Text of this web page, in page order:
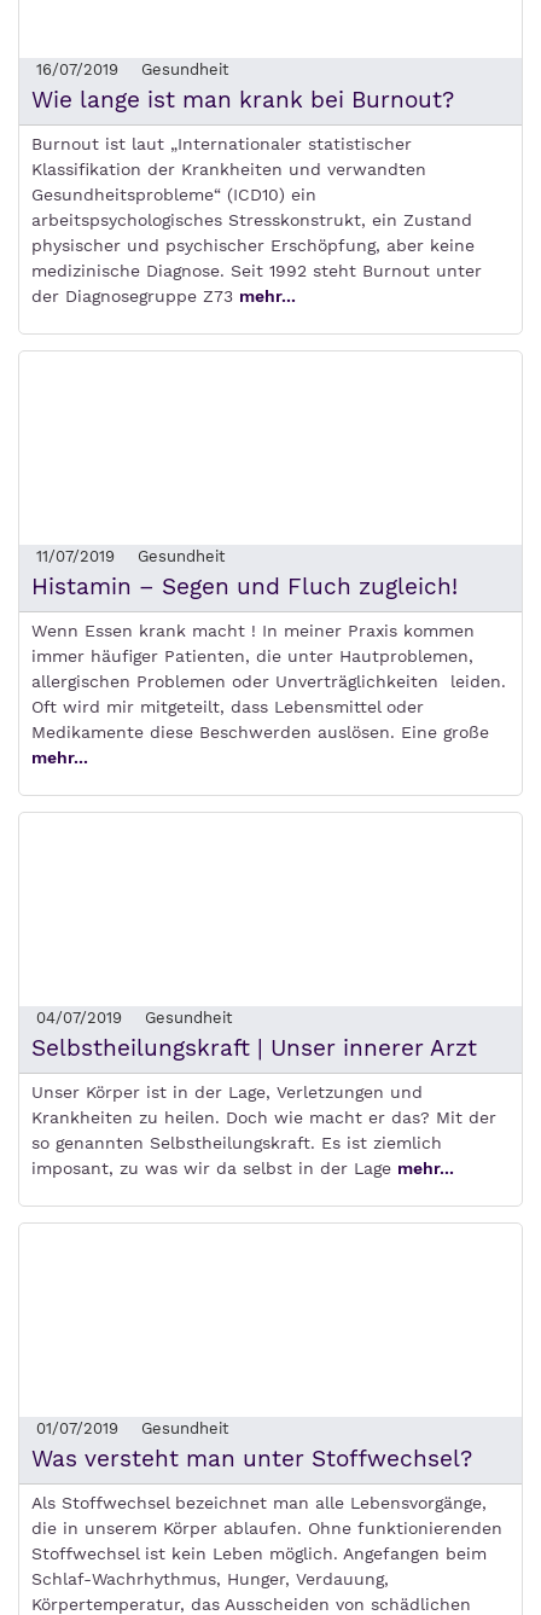
16/07/2019 Gesundheit
Wie lange ist man krank bei Burnout?
Burnout ist laut „Internationaler statistischer
Klassifikation der Krankheiten und verwandten
Gesundheitsprobleme“ (ICD­10) ein
arbeitspsychologisches Stresskonstrukt, ein Zustand
physischer und psychischer Erschöpfung, aber keine
medizinische Diagnose. Seit 1992 steht Burnout unter
der Diagnosegruppe Z73 mehr...
11/07/2019 Gesundheit
Histamin – Segen und Fluch zugleich!
Wenn Essen krank macht ! In meiner Praxis kommen
immer häufiger Patienten, die unter Hautproblemen,
allergischen Problemen oder Unverträglichkeiten leiden.
Oft wird mir mitgeteilt, dass Lebensmittel oder
Medikamente diese Beschwerden auslösen. Eine große
mehr...
04/07/2019 Gesundheit
Selbstheilungskraft | Unser innerer Arzt
Unser Körper ist in der Lage, Verletzungen und
Krankheiten zu heilen. Doch wie macht er das? Mit der
so genannten Selbstheilungskraft. Es ist ziemlich
imposant, zu was wir da selbst in der Lage mehr...
01/07/2019 Gesundheit
Was versteht man unter Stoffwechsel?
Als Stoffwechsel bezeichnet man alle Lebensvorgänge,
die in unserem Körper ablaufen. Ohne funktionierenden
Stoffwechsel ist kein Leben möglich. Angefangen beim
Schlaf-Wachrhythmus, Hunger, Verdauung,
Körpertemperatur, das Ausscheiden von schädlichen